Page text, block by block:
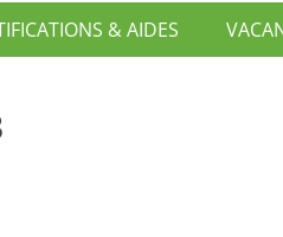
& AIDES